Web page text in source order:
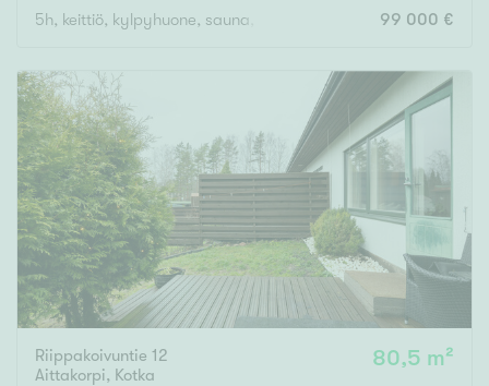
5h, keittiö, kylpyhuone, sauna, kylpyhuone/wc, 2xwc, khh-tila
99 000 €
Riippakoivuntie 12
Aittakorpi, Kotka
80,5 m²